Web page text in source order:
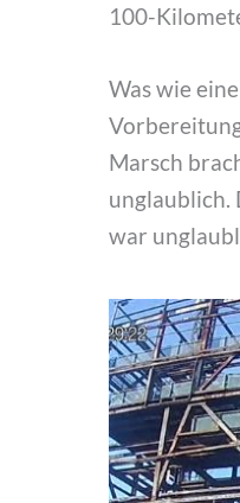
100-
Was wie
Marsch
unglaublich.
war